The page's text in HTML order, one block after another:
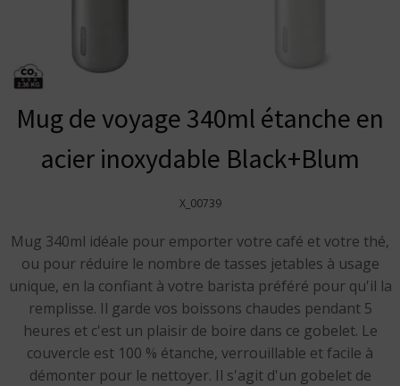
Mug de voyage 340ml étanche en
acier inoxydable Black+Blum
X_00739
Mug 340ml idéale pour emporter votre café et votre thé,
ou pour réduire le nombre de tasses jetables à usage
unique, en la confiant à votre barista préféré pour qu'il la
remplisse. Il garde vos boissons chaudes pendant 5
heures et c'est un plaisir de boire dans ce gobelet. Le
couvercle est 100 % étanche, verrouillable et facile à
démonter pour le nettoyer. Il s'agit d'un gobelet de